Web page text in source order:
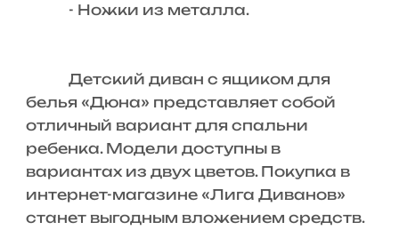
- Ножки из металла.
Детский диван с ящиком для
белья «Дюна» представляет собой
отличный вариант для спальни
ребенка. Модели доступны в
вариантах из двух цветов. Покупка в
интернет-магазине «Лига Диванов»
станет выгодным вложением средств.